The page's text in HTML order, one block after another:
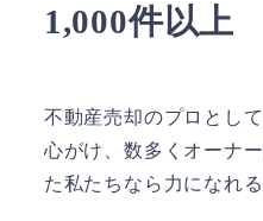
1,000件以上
不動産売却のプロとし
心がけ、数多くオーナ
た私たちなら力になれる